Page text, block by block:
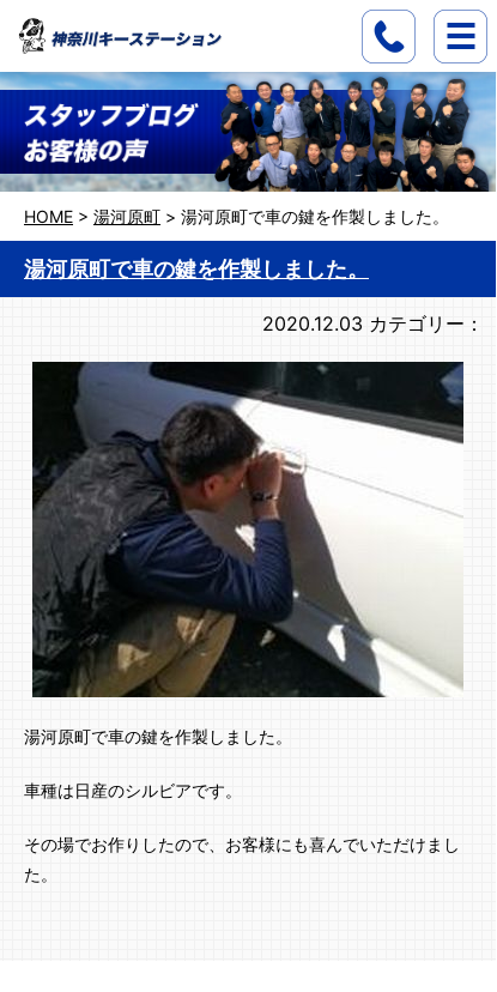
HOME > 湯河原町 > 湯河原町で車の鍵を作製しました。
湯河原町で車の鍵を作製しました。
2020.12.03 カテゴリー：
湯河原町で車の鍵を作製しました。
車種は日産のシルビアです。
その場でお作りしたので、お客様にも喜んでいただけまし
た。